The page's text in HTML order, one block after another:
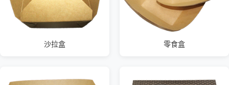
沙拉盒 零食盒